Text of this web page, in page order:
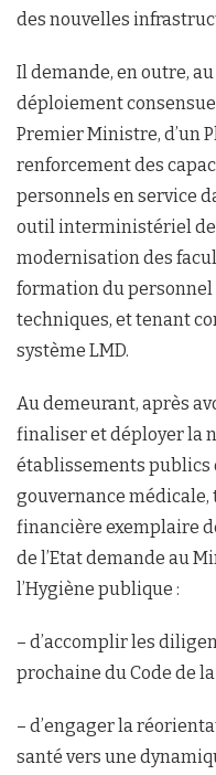
des nouvelles
Il demande, en outre,
déploiement
Premier Ministre, d’un
renforcement des
personnels en service
outil interministériel
modernisation des
formation du personnel
techniques, et tenant
système LMD.
Au demeurant, après
finaliser et déployer la
établissements publics
gouvernance
financière exemplaire
de l’Etat demande au
l’Hygiène publique :
– d’accomplir les
prochaine du Code de la
– d’engager la
santé vers une